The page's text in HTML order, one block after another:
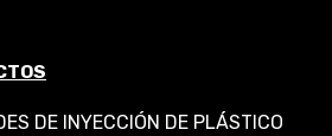
DE INYECCIÓN DE PLÁSTICO